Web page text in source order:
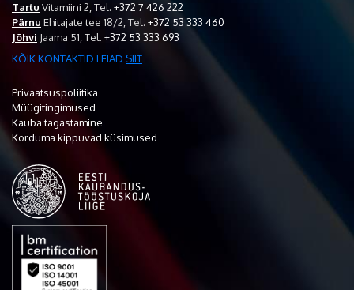
Tartu Vitamiini 2, Tel. +372 7 426 222
Pärnu Ehitajate tee 18/2, Tel. +372 53 333 460
Jõhvi Jaama 51, Tel. +372 53 333 693
KÕIK KONTAKTID LEIAD SIIT
Privaatsuspoliitika
Müügitingimused
Kauba tagastamine
Korduma kippuvad küsimused